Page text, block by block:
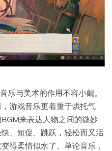
乐与美术的作用不容小觑。
游戏音乐更着重于烘托气
来表达人物之间的微妙
、短促、跳跃，轻松而又活
得柔情似水了。单论音乐，